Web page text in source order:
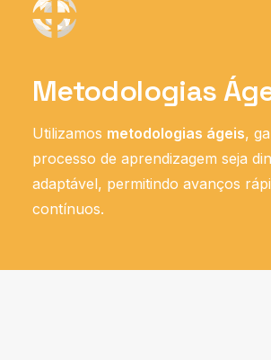
Metodologias
Utilizamos metodologias ágeis,
processo de aprendizagem seja
adaptável, permitindo avanços
contínuos.